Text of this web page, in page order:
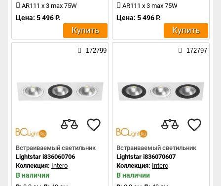
AR111 x 3 max 75W
Цена: 5 496 Р.
Купить
AR111 x 3 max 75W
Цена: 5 496 Р.
Купить
172799
Встраиваемый светильник
Lightstar i836060706
Коллекция: Intero
В наличии
172797
Встраиваемый светильник
Lightstar i836070607
Коллекция: Intero
В наличии